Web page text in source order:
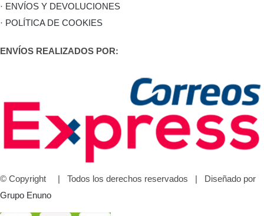
· ENVÍOS Y DEVOLUCIONES
· POLÍTICA DE COOKIES
ENVÍOS REALIZADOS POR:
© Copyright
| Todos los derechos reservados | Diseñado por
Grupo Enuno